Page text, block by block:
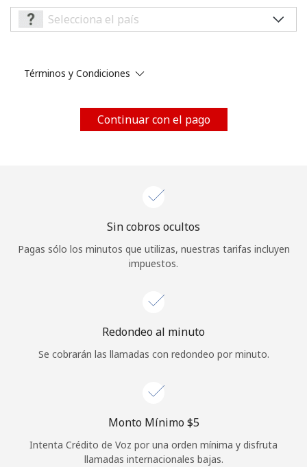
Al abrir una cuenta en este sitio web, estoy de acuerdo con
¡Hola!
REGÍSTRATE →
Términos y Condiciones
Continuar con el pago
Sin cobros ocultos
Pagas sólo los minutos que utilizas, nuestras tarifas incluyen
impuestos.
Redondeo al minuto
Se cobrarán las llamadas con redondeo por minuto.
Monto Mínimo ⁦$5⁩
Intenta Crédito de Voz por una orden mínima y disfruta
llamadas internacionales bajas.